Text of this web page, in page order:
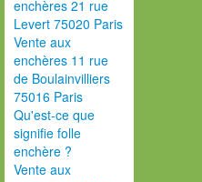
enchères 21 rue
Levert 75020 Paris
Vente aux
enchères 11 rue
de Boulainvilliers
75016 Paris
Qu'est-ce que
signifie folle
enchère ?
Vente aux